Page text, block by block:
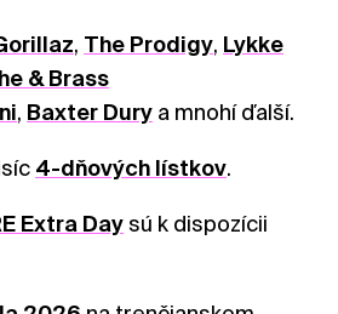
, The Prodigy, Lykke
& Brass
, Baxter Dury a mnohí ďalší.
4-dňových lístkov.
Extra Day sú k dispozícii